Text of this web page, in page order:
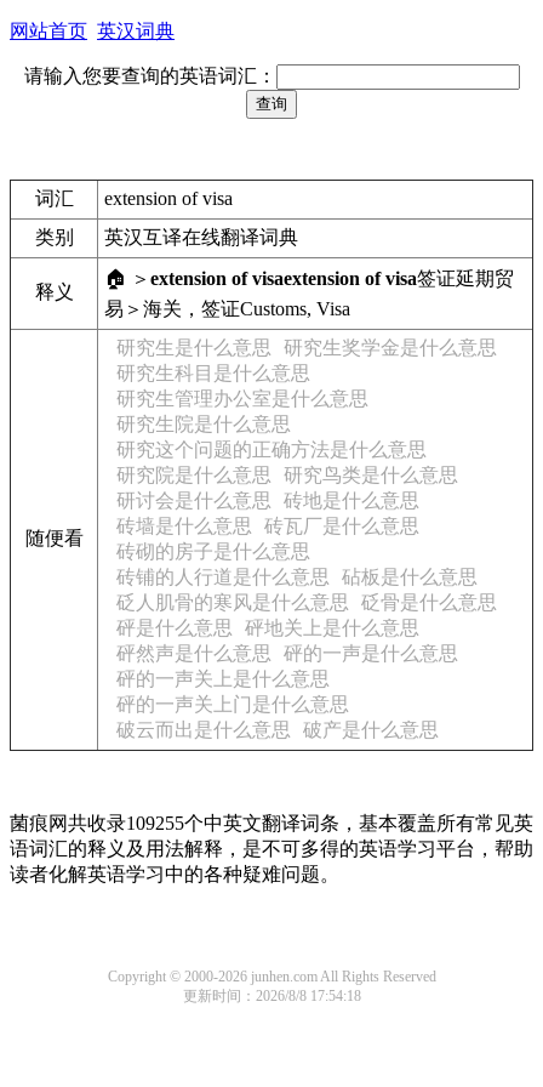
网站首页 英汉词典
请输入您要查询的英语词汇：
词汇
extension of visa
类别
英汉互译在线翻译词典
释义
🏠 ＞ extension of visaextension of visa签证延期贸
易＞海关，签证Customs, Visa
随便看
研究生是什么意思
研究生奖学金是什么意思
研究生科目是什么意思
研究生管理办公室是什么意思
研究生院是什么意思
研究这个问题的正确方法是什么意思
研究院是什么意思
研究鸟类是什么意思
研讨会是什么意思
砖地是什么意思
砖墙是什么意思
砖瓦厂是什么意思
砖砌的房子是什么意思
砖铺的人行道是什么意思
砧板是什么意思
砭人肌骨的寒风是什么意思
砭骨是什么意思
砰是什么意思
砰地关上是什么意思
砰然声是什么意思
砰的一声是什么意思
砰的一声关上是什么意思
砰的一声关上门是什么意思
破云而出是什么意思
破产是什么意思
菌痕网共收录109255个中英文翻译词条，基本覆盖所有常见英
语词汇的释义及用法解释，是不可多得的英语学习平台，帮助
读者化解英语学习中的各种疑难问题。
Copyright © 2000-2026 junhen.com All Rights Reserved
更新时间：2026/8/8 17:54:18